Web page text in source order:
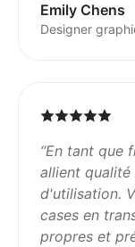
Emily Chens
Designer
“En tant que
allient
d'utilisation.
cases en
propres et